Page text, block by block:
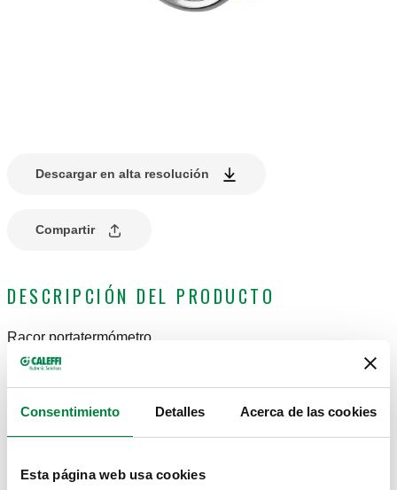
Consentimiento Detalles Acerca de las cookies
Esta página web usa cookies
Descargar en alta resolución
Compartir
DESCRIPCIÓN DEL PRODUCTO
Racor portatermómetro.
Para salidas de colectores.
DATOS TÉCNICOS
:40 mm